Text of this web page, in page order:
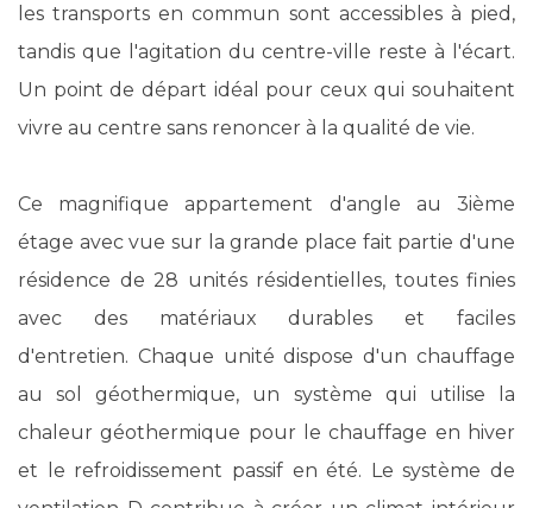
les transports en commun sont accessibles à pied,
tandis que l'agitation du centre-ville reste à l'écart.
Un point de départ idéal pour ceux qui souhaitent
vivre au centre sans renoncer à la qualité de vie.
Ce magnifique appartement d'angle au 3ième
étage avec vue sur la grande place fait partie d'une
résidence de 28 unités résidentielles, toutes finies
avec des matériaux durables et faciles
d'entretien. Chaque unité dispose d'un chauffage
au sol géothermique, un système qui utilise la
chaleur géothermique pour le chauffage en hiver
et le refroidissement passif en été. Le système de